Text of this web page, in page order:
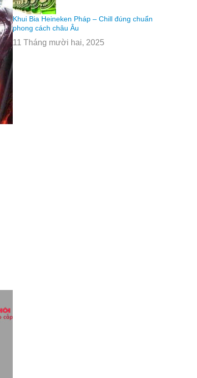
Khui Bia Heineken Pháp – Chill đúng chuẩn
phong cách châu Âu
11 Tháng mười hai, 2025